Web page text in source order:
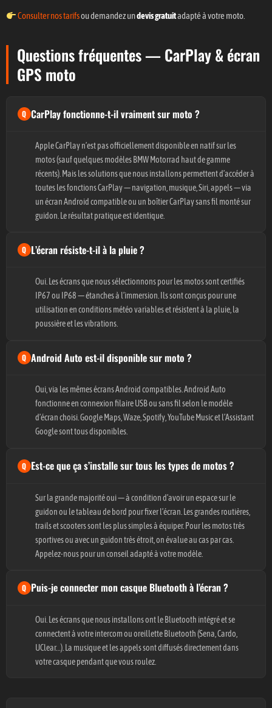
Consulter nos tarifsou demandez undevis gratuitadapté à votre moto.
Questions fréquentes — CarPlay & écran
GPS moto
CarPlay fonctionne-t-il vraiment sur moto ?
Apple CarPlay n’est pas officiellement disponible en natif sur les
motos (sauf quelques modèles BMW Motorrad haut de gamme
récents). Mais les solutions que nous installons permettent d’accéder à
toutes les fonctions CarPlay — navigation, musique, Siri, appels — via
un écran Android compatible ou un boîtier CarPlay sans fil monté sur
guidon. Le résultat pratique est identique.
L’écran résiste-t-il à la pluie ?
Oui. Les écrans que nous sélectionnons pour les motos sont certifiés
IP67 ou IP68 — étanches à l’immersion. Ils sont conçus pour une
utilisation en conditions météo variables et résistent à la pluie, la
poussière et les vibrations.
Android Auto est-il disponible sur moto ?
Oui, via les mêmes écrans Android compatibles. Android Auto
fonctionne en connexion filaire USB ou sans fil selon le modèle
d’écran choisi. Google Maps, Waze, Spotify, YouTube Music et l’Assistant
Google sont tous disponibles.
Est-ce que ça s’installe sur tous les types de motos ?
Sur la grande majorité oui — à condition d’avoir un espace sur le
guidon ou le tableau de bord pour fixer l’écran. Les grandes routières,
trails et scooters sont les plus simples à équiper. Pour les motos très
sportives ou avec un guidon très étroit, on évalue au cas par cas.
Appelez-nous pour un conseil adapté à votre modèle.
Puis-je connecter mon casque Bluetooth à l’écran ?
Oui. Les écrans que nous installons ont le Bluetooth intégré et se
connectent à votre intercom ou oreillette Bluetooth (Sena, Cardo,
UClear…). La musique et les appels sont diffusés directement dans
votre casque pendant que vous roulez.